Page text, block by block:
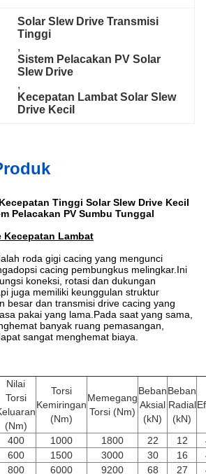
Solar Slew Drive Transmisi
Tinggi
,
Sistem Pelacakan PV Solar
Slew Drive
,
Kecepatan Lambat Solar Slew
Drive Kecil
Tinggi Solar Slew Drive Kecil
Pelacakan PV Sumbu Tunggal
Kecepatan Lambat
roda gigi cacing yang mengunci
cacing pembungkus melingkar.Ini
koneksi, rotasi dan dukungan
juga memiliki keunggulan struktur
besar dan transmisi drive cacing yang
pakai yang lama.Pada saat yang sama,
banyak ruang pemasangan,
sangat menghemat biaya.
Nilai
Torsi
(Nm)
Torsi
Kemiringan
(Nm)
Memegang
Torsi (Nm)
Beban
Aksial
(kN)
Beban
Radial
(kN)
400 1000 1800 22 12
600 1500 3000 30 16
800 6000 9200 68 27